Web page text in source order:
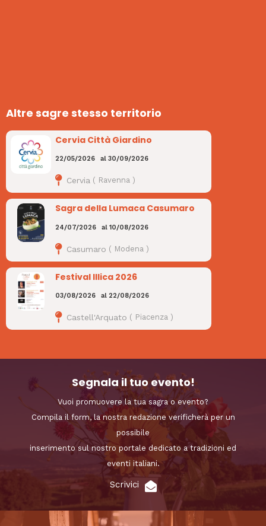
Altre sagre stesso territorio
Cervia Città Giardino
22/05/2026 al 30/09/2026
Cervia ( Ravenna)
Sagra della Lumaca Casumaro
24/07/2026 al 10/08/2026
Casumaro ( Modena )
Festival Illica 2026
03/08/2026 al 22/08/2026
Castell'Arquato ( Piacenza)
Segnala il tuo evento!
Vuoi promuovere la tua sagra o evento?
Compila il form, la nostra redazione verificherà per un
possibile
inserimento sul nostro portale dedicato a tradizioni ed
eventi italiani.
Scrivici